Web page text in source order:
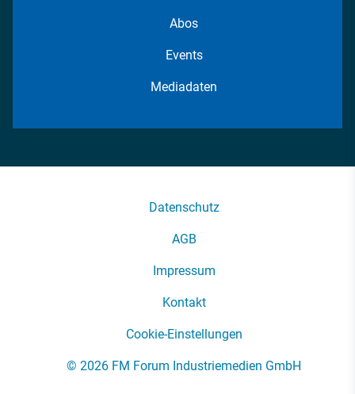
Abos
Events
Mediadaten
Datenschutz
AGB
Impressum
Kontakt
Cookie-Einstellungen
© 2026 FM Forum Industriemedien GmbH